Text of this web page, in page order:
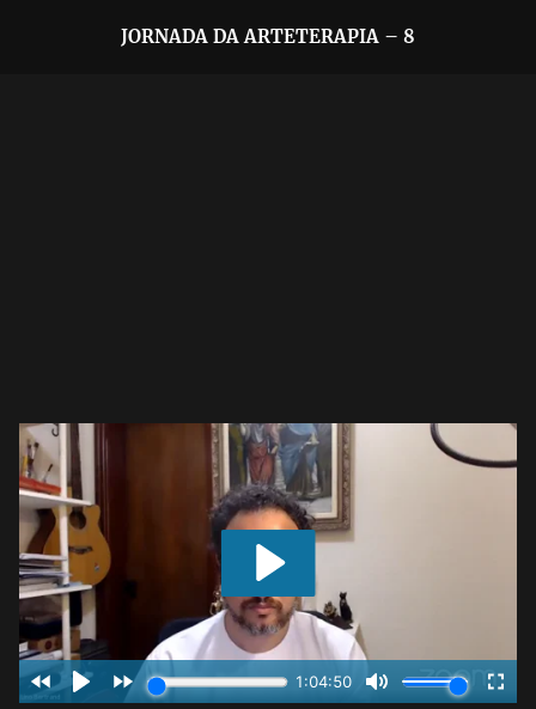
JORNADA DA ARTETERAPIA – 8